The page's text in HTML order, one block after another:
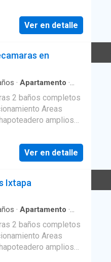
baja del edificio y 2
elevador,
Ver en detalle
en
· Apartamento ·
Electricidad·Elevador·
·Jardín·Recámara con
·Wifi
2 baños completos
Areas
DE VENTA: $
Ver en detalle
Ixtapa
· Apartamento ·
Electricidad·Elevador·
·Jardín·Recámara con
·Wifi
2 baños completos
Areas